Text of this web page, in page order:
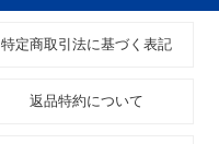
特定商取引法に基づく表記
返品特約について